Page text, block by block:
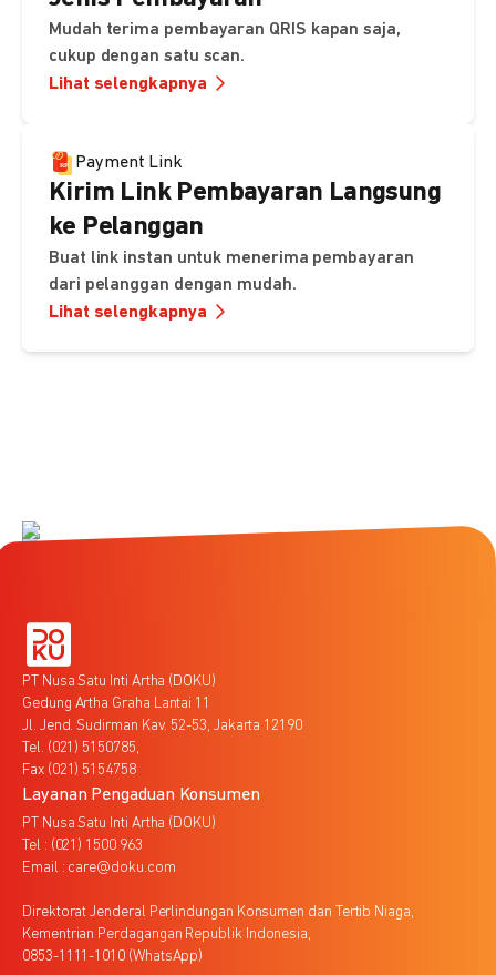
Mudah terima pembayaran QRIS kapan saja,
cukup dengan satu scan.
Lihat selengkapnya
Payment Link
Kirim Link Pembayaran Langsung
ke Pelanggan
Buat link instan untuk menerima pembayaran
dari pelanggan dengan mudah.
Lihat selengkapnya
PT Nusa Satu Inti Artha (DOKU)
Gedung Artha Graha Lantai 11
Jl. Jend. Sudirman Kav. 52-53, Jakarta 12190
Tel. (021) 5150785,
Fax (021) 5154758
Layanan Pengaduan Konsumen
PT Nusa Satu Inti Artha (DOKU)
Tel : (021) 1500 963
Email : care@doku.com
Direktorat Jenderal Perlindungan Konsumen dan Tertib Niaga,
Kementrian Perdagangan Republik Indonesia,
0853-1111-1010 (WhatsApp)